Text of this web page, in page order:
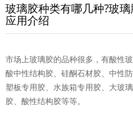
玻璃胶种类有哪几种?玻
应用介绍
市场上玻璃胶的品种很多，有酸性
酸中性结构胶、硅酮石材胶、中性
塑板专用胶、水族箱专用胶、大玻
胶、酸性结构胶等等。